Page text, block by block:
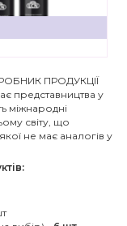
ПРОДУКЦІЇ
представництва у
міжнародні
світу, що
якої не має аналогів у